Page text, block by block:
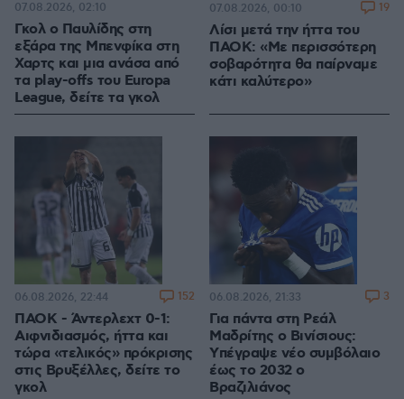
Γκολ ο Παυλίδης στη
εξάρα της Μπενφίκα στη
Χαρτς και μια ανάσα από
τα play-offs του Europa
League, δείτε τα γκολ
07.08.2026, 02:10
Λίσι μετά την ήττα του
ΠΑΟΚ: «Με περισσότερη
σοβαρότητα θα παίρναμε
κάτι καλύτερο»
07.08.2026, 00:10 19
ΠΑΟΚ - Άντερλεχτ 0-1:
Αιφνιδιασμός, ήττα και
τώρα «τελικός» πρόκρισης
στις Βρυξέλλες, δείτε το
γκολ
06.08.2026, 22:44 152
Για πάντα στη Ρεάλ
Μαδρίτης ο Βινίσιους:
Yπέγραψε νέο συμβόλαιο
έως το 2032 ο
Βραζιλιάνος
06.08.2026, 21:33 3